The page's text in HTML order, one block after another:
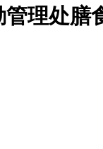
理处膳